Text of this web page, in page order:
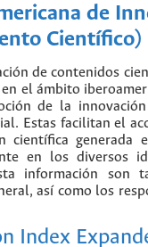
de
Científico)
de contenidos
el ámbito
de la
Estas facilitan el
científica generada
en los diversos
información son
así como los
Index